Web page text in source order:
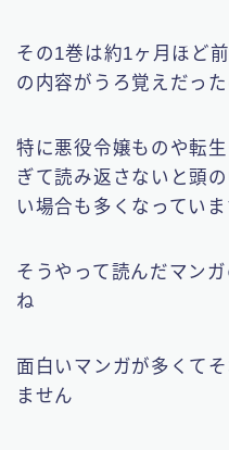
その1巻は約1ヶ月ほど
の内容がうろ覚えだっ
特に悪役令嬢ものや転
ぎて読み返さないと頭
い場合も多くなっていま
そうやって読んだマン
ね
面白いマンガが多くて
ません